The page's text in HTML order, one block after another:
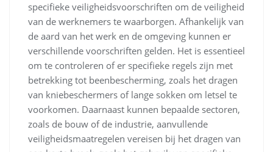
specifieke veiligheidsvoorschriften om de veiligheid
van de werknemers te waarborgen. Afhankelijk van
de aard van het werk en de omgeving kunnen er
verschillende voorschriften gelden. Het is essentieel
om te controleren of er specifieke regels zijn met
betrekking tot beenbescherming, zoals het dragen
van kniebeschermers of lange sokken om letsel te
voorkomen. Daarnaast kunnen bepaalde sectoren,
zoals de bouw of de industrie, aanvullende
veiligheidsmaatregelen vereisen bij het dragen van